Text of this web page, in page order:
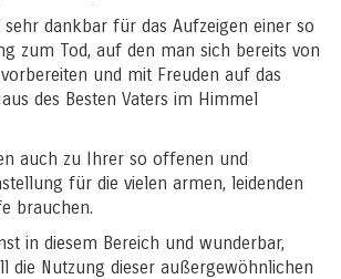
dankbar für das Aufzeigen einer so
zum Tod, auf den man sich bereits von
und mit Freuden auf das
des Besten Vaters im Himmel
auch zu Ihrer so offenen und
für die vielen armen, leidenden
brauchen.
in diesem Bereich und wunderbar,
die Nutzung dieser außergewöhnlichen